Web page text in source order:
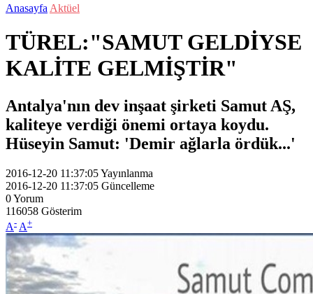
Anasayfa Aktüel
TÜREL:"SAMUT GELDİYSE
KALİTE GELMİŞTİR"
Antalya'nın dev inşaat şirketi Samut AŞ,
kaliteye verdiği önemi ortaya koydu.
Hüseyin Samut: 'Demir ağlarla ördük...'
2016-12-20 11:37:05Yayınlanma
2016-12-20 11:37:05 Güncelleme
0Yorum
116058 Gösterim
A- A+